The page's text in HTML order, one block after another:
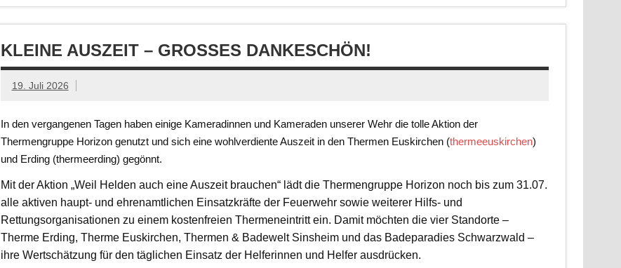
KLEINE AUSZEIT – GROSSES DANKESCHÖN!
19. Juli 2026
In den vergangenen Tagen haben einige Kameradinnen und Kameraden unserer Wehr die tolle Aktion der
Thermengruppe Horizon genutzt und sich eine wohlverdiente Auszeit in den Thermen Euskirchen (thermeeuskirchen)
und Erding (thermeerding) gegönnt.
Mit der Aktion „Weil Helden auch eine Auszeit brauchen“ lädt die Thermengruppe Horizon noch bis zum 31.07.
alle aktiven haupt- und ehrenamtlichen Einsatzkräfte der Feuerwehr sowie weiterer Hilfs- und
Rettungsorganisationen zu einem kostenfreien Thermeneintritt ein. Damit möchten die vier Standorte –
Therme Erding, Therme Euskirchen, Thermen & Badewelt Sinsheim und das Badeparadies Schwarzwald –
ihre Wertschätzung für den täglichen Einsatz der Helferinnen und Helfer ausdrücken.